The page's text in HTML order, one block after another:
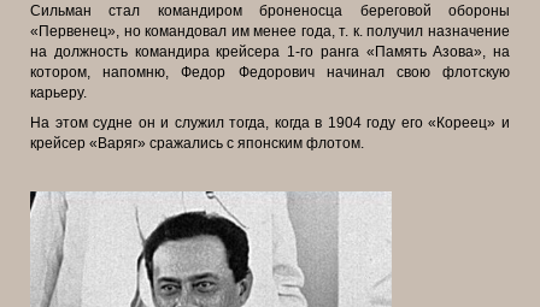
Сильман стал командиром броненосца береговой обороны
«Первенец», но командовал им менее года, т. к. получил назначение
на должность командира крейсера 1-го ранга «Память Азова», на
котором, напомню, Федор Федорович начинал свою флотскую
карьеру.
На этом судне он и служил тогда, когда в 1904 году его «Кореец» и
крейсер «Варяг» сражались с японским флотом.